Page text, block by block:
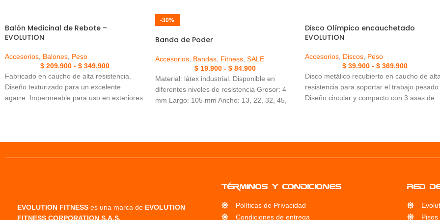
Balón Medicinal de Rebote –
EVOLUTION
Accesorios Balones Peso
$ 209.900 - $ 349.900
Fabricado en caucho de alta resistencia.
Diseño texturizado para un excelente
agarre. Impermeable para uso en exteriores
-30%
Banda de Poder
Accesorios, Bandas, Fitness, SALE
$19.900 - $84.900
Material: látex industrial. Disponible en
diferentes niveles de resistencia Grosor: 4
mm Largo: 105 mm Ancho: 13, 22, 32, 45,
Disco Olímpico encauchetado
EVOLUTION
Accesorios Discos Peso
$ 39.900 - $ 369.900
Disco metálico recubierto en caucho de alta
resistencia para soportar el trabajo pesado
Diseño circular y compacto con 3 asas de
EVOLUTION FITNESS es una marca de EVOLUTION
FITNESS CORPORATION S.A.S.
Términos y condiciones
Políticas de Privacidad
Condiciones de entrega
RED
Pisos